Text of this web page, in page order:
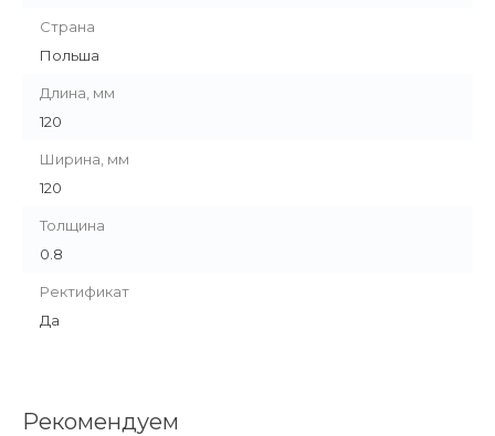
Страна
Польша
Длина, мм
120
Ширина, мм
120
Толщина
0.8
Ректификат
Да
Рекомендуем